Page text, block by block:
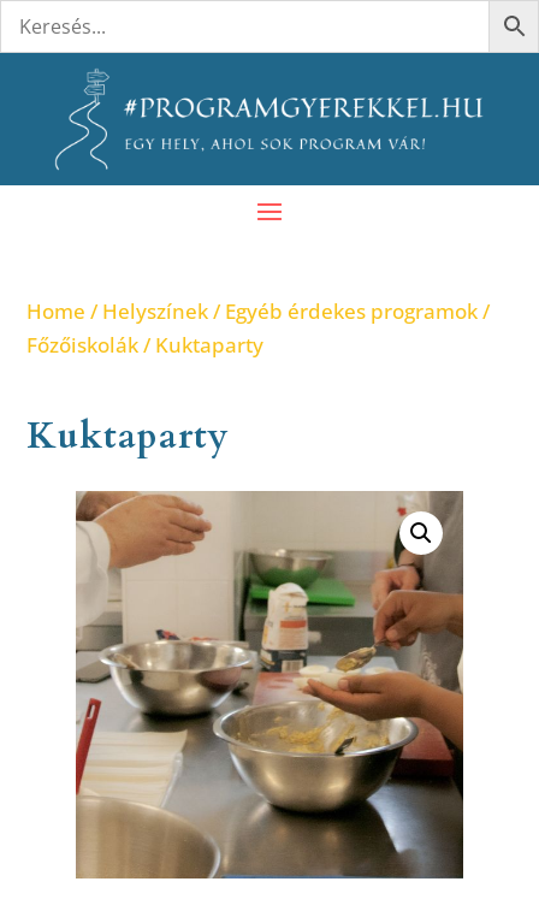
Home /Helyszínek/Egyéb érdekes programok/
Főzőiskolák/ Kuktaparty
Kuktaparty